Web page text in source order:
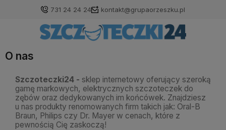
731 24 24 24 kontakt@grupaorzeszku.pl
O nas
Szczoteczki24 - sklep internetowy oferujący szeroką
gamę markowych, elektrycznych szczoteczek do
zębów oraz dedykowanych im końcówek. Znajdziesz
u nas produkty renomowanych firm takich jak: Oral-B
Braun, Philips czy Dr. Mayer w cenach, które z
pewnością Cię zaskoczą!